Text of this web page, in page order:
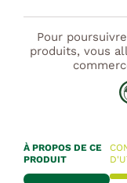
Pour
produits, vous
À PROPOS DE CE
PRODUIT